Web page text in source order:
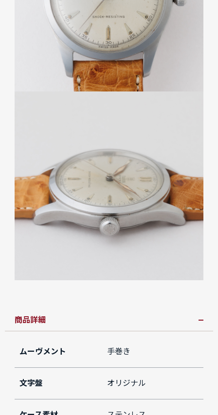
商品詳細
ムーヴメント 手巻き
文字盤 オリジナル